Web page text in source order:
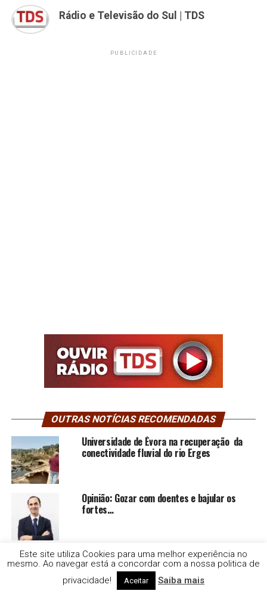
Rádio e Televisão do Sul | TDS
PUBLICIDADE
OUTRAS NOTÍCIAS RECOMENDADAS
Universidade de Évora na recuperação da
conectividade fluvial do rio Erges
Opinião: Gozar com doentes e bajular os
fortes…
Beja: Identificados suspeitos de furto em
residência
Este site utiliza Cookies para uma melhor experiência no
mesmo. Ao navegar está a concordar com a nossa politica de
privacidade!
Aceitar Saiba mais